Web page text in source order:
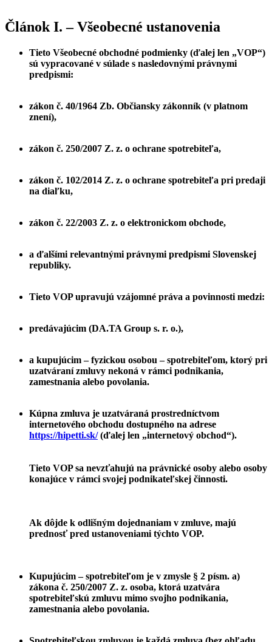
Článok I. – Všeobecné ustanovenia
Tieto Všeobecné obchodné podmienky (ďalej len „VOP“)
sú vypracované v súlade s nasledovnými právnymi
predpismi:
zákon č. 40/1964 Zb. Občiansky zákonník (v platnom
znení),
zákon č. 250/2007 Z. z. o ochrane spotrebiteľa,
zákon č. 102/2014 Z. z. o ochrane spotrebiteľa pri predaji
na diaľku,
zákon č. 22/2003 Z. z. o elektronickom obchode,
a ďalšími relevantnými právnymi predpismi Slovenskej
republiky.
Tieto VOP upravujú vzájomné práva a povinnosti medzi:
predávajúcim (DA.TA Group s. r. o.),
a kupujúcim – fyzickou osobou – spotrebiteľom, ktorý pri
uzatváraní zmluvy nekoná v rámci podnikania,
zamestnania alebo povolania.
Kúpna zmluva je uzatváraná prostredníctvom
internetového obchodu dostupného na adrese
https://hipetti.sk/(ďalej len „internetový obchod“).
Tieto VOP sa nevzťahujú na právnické osoby alebo osoby
konajúce v rámci svojej podnikateľskej činnosti.
Ak dôjde k odlišným dojednaniam v zmluve, majú
prednosť pred ustanoveniami týchto VOP.
Kupujúcim – spotrebiteľom je v zmysle § 2 písm. a)
zákona č. 250/2007 Z. z. osoba, ktorá uzatvára
spotrebiteľskú zmluvu mimo svojho podnikania,
zamestnania alebo povolania.